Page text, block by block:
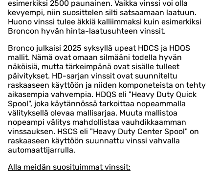
esimerkiksi 2500 paunainen. Vaikka vinssi voi olla
kevyempi, niin suosittelen silti satsaamaan laatuun.
Huono vinssi tulee äkkiä kalliimmaksi kuin esimerkiksi
Broncon hyvän hinta-laatusuhteen vinssit.
Bronco julkaisi 2025 syksyllä upeat HDCS ja HDQS
mallit. Nämä ovat omaan silmääni todella hyvän
näköisiä, mutta tärkeimpänä ovat sisälle tulleet
päivitykset. HD-sarjan vinssit ovat suunniteltu
raskaaseen käyttöön ja niiden komponeteista on tehty
aikasempia vahvempia. HDQS eli "Heavy Duty Quick
Spool", joka käytännössä tarkoittaa nopeammalla
välityksellä olevaa mallisarjaa. Muuta mallistoa
nopeampi välitys mahdollistaa vauhdikkaamman
vinssauksen. HSCS eli "Heavy Duty Center Spool" on
raskaaseen käyttöön suunnattu vinssi vahvalla
automaattijarrulla.
Alla meidän suosituimmat vinssit: